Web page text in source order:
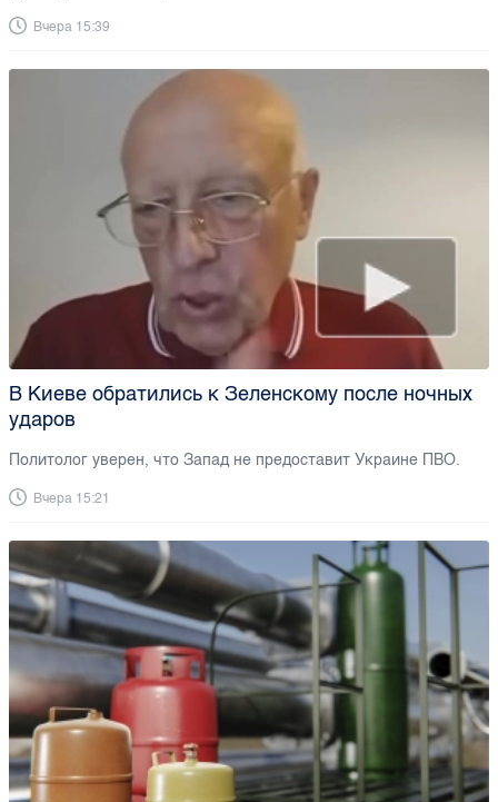
Вчера 15:39
В Киеве обратились к Зеленскому после ночных
ударов
Политолог уверен, что Запад не предоставит Украине ПВО.
Вчера 15:21